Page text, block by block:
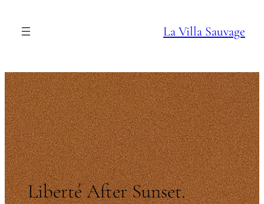
La Villa Sauvage
Liberté After Sunset.